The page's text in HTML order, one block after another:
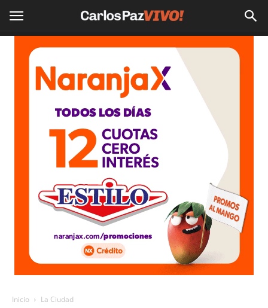
Inicio La Ciudad